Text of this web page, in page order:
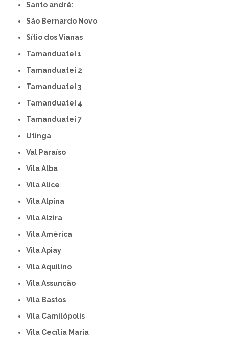
Santo andré:
São Bernardo Novo
Sítio dos Vianas
Tamanduateí 1
Tamanduateí 2
Tamanduateí 3
Tamanduateí 4
Tamanduateí 7
Utinga
Val Paraíso
Vila Alba
Vila Alice
Vila Alpina
Vila Alzira
Vila América
Vila Apiay
Vila Aquilino
Vila Assunção
Vila Bastos
Vila Camilópolis
Vila Cecília Maria